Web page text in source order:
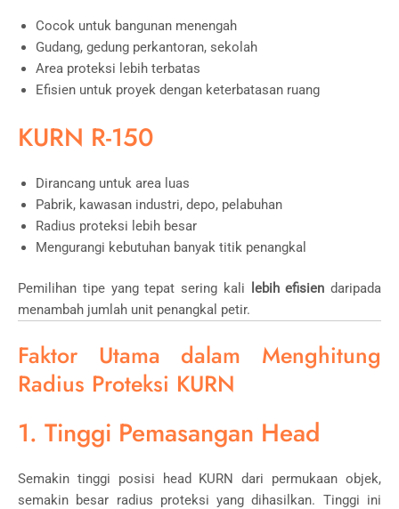
Cocok untuk bangunan menengah
Gudang, gedung perkantoran, sekolah
Area proteksi lebih terbatas
Efisien untuk proyek dengan keterbatasan ruang
KURN R-150
Dirancang untuk area luas
Pabrik, kawasan industri, depo, pelabuhan
Radius proteksi lebih besar
Mengurangi kebutuhan banyak titik penangkal
Pemilihan tipe yang tepat sering kali lebih efisien daripada
menambah jumlah unit penangkal petir.
Faktor Utama dalam Menghitung
Radius Proteksi KURN
1. Tinggi Pemasangan Head
Semakin tinggi posisi head KURN dari permukaan objek,
semakin besar radius proteksi yang dihasilkan. Tinggi ini